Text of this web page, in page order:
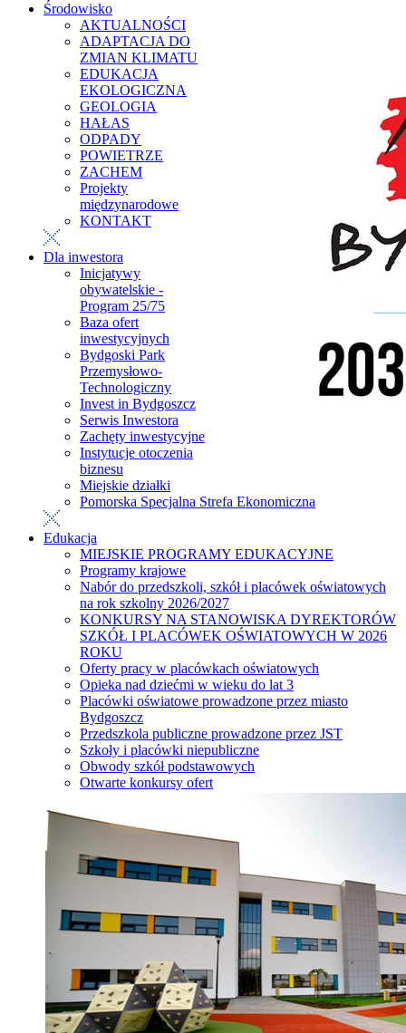
Środowisko
AKTUALNOŚCI
ADAPTACJA DO
ZMIAN KLIMATU
EDUKACJA
EKOLOGICZNA
GEOLOGIA
HAŁAS
ODPADY
POWIETRZE
ZACHEM
Projekty
międzynarodowe
KONTAKT
Dla inwestora
Inicjatywy
obywatelskie -
Program 25/75
Baza ofert
inwestycyjnych
Bydgoski Park
Przemysłowo-
Technologiczny
Invest in Bydgoszcz
Serwis Inwestora
Zachęty inwestycyjne
Instytucje otoczenia
biznesu
Miejskie działki
Pomorska Specjalna Strefa Ekonomiczna
Edukacja
MIEJSKIE PROGRAMY EDUKACYJNE
Programy krajowe
Nabór do przedszkoli, szkół i placówek oświatowych
na rok szkolny 2026/2027
KONKURSY NA STANOWISKA DYREKTORÓW
SZKÓŁ I PLACÓWEK OŚWIATOWYCH W 2026
ROKU
Oferty pracy w placówkach oświatowych
Opieka nad dziećmi w wieku do lat 3
Placówki oświatowe prowadzone przez miasto
Bydgoszcz
Przedszkola publiczne prowadzone przez JST
Szkoły i placówki niepubliczne
Obwody szkół podstawowych
Otwarte konkursy ofert